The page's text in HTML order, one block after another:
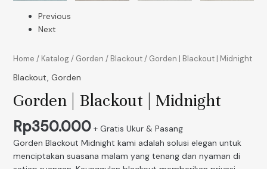
Previous
Next
Home / Katalog/ Gorden / Blackout/ Gorden | Blackout | Midnight
Blackout, Gorden
Gorden | Blackout | Midnight
Rp350.000 + Gratis Ukur & Pasang
Gorden Blackout Midnight kami adalah solusi elegan untuk
menciptakan suasana malam yang tenang dan nyaman di